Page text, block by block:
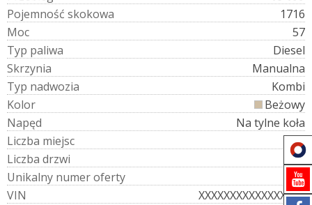
Pojemność skokowa
1716
Moc
57
Typ paliwa
Diesel
Skrzynia
Manualna
Typ nadwozia
Kombi
Kolor
Beżowy
Napęd
Na tylne koła
Liczba miejsc
9
Liczba drzwi
4
Unikalny numeroferty
525
VIN
XXXXXXXXXXXXXXXXX